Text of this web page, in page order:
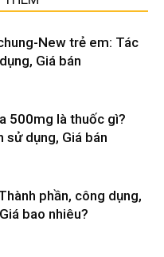
New trẻ em: Tác
Giá bán
500mg là thuốc gì?
sử dụng, Giá bán
phần, công dụng,
bao nhiêu?